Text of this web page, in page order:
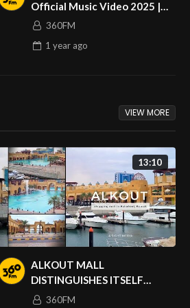
Official Music Video 2025 |
نوال – ما هو وقتك
360FM
1 yearago
VIEW MORE
13:10
ALKOUT MALL
DISTINGUISHES ITSELF
AMONG OTHER MALLS IN
360FM